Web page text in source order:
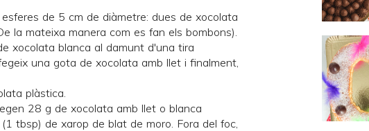
de 5 cm de diàmetre: dues de xocolata
la mateixa manera com es fan els bombons).
xocolata blanca al damunt d'una tira
una gota de xocolata amb llet i finalment,
plàstica.
28 g de xocolata amb llet o blanca
tbsp) de xarop de blat de moro. Fora del foc,